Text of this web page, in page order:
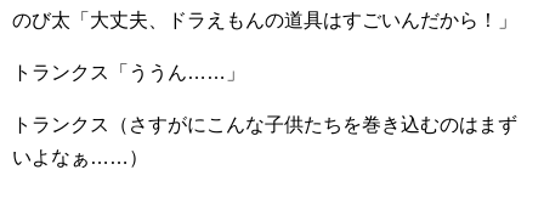
のび太「大丈夫、ドラえもんの道具はすごいんだから！」
トランクス「ううん……」
トランクス（さすがにこんな子供たちを巻き込むのはまず
いよなぁ……）